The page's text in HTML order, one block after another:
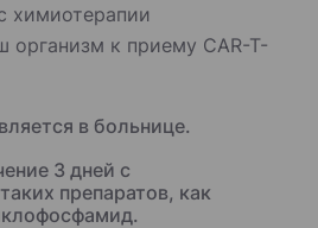
химиотерапии
организм к приему CAR-T-
в больнице.
3 дней с
препаратов, как